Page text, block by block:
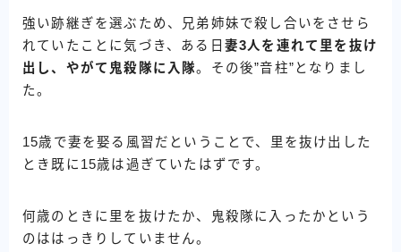
強い跡継ぎを選ぶため、兄弟姉妹で殺し合いをさせら
れていたことに気づき、ある日 妻3人を連れて里を抜け
出し、やがて鬼殺隊に入隊。その後”音柱”となりまし
た。
15歳で妻を娶る風習だということで、里を抜け出した
とき既に15歳は過ぎていたはずです。
何歳のときに里を抜けたか、鬼殺隊に入ったかという
のははっきりしていません。